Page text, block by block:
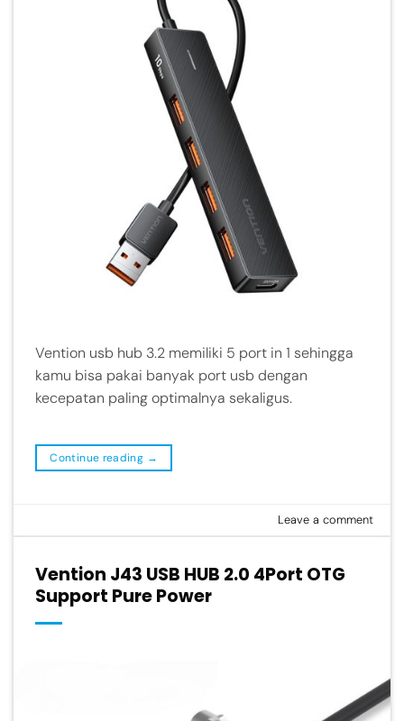
Vention usb hub 3.2 memiliki 5 port in 1 sehingga
kamu bisa pakai banyak port usb dengan
kecepatan paling optimalnya sekaligus.
Continue reading →
Leave a comment
Vention J43 USB HUB 2.0 4Port OTG
Support Pure Power